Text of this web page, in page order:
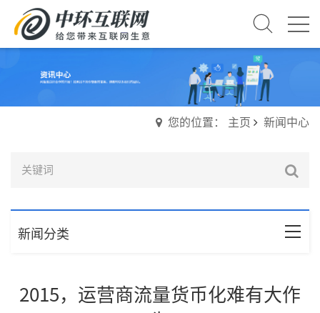
您的位置： 主页 新闻中心
新闻分类
2015，运营商流量货币化难有大作